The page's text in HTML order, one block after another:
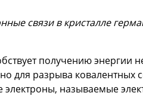
связи в кристалле
получению энергии
для разрыва ковалентных
электроны, называемые